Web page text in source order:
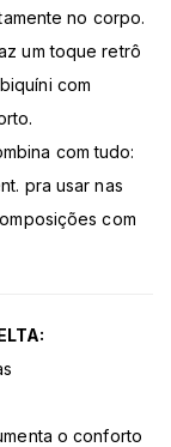
no corpo.
um toque retrô
com
com tudo:
pra usar nas
com
o conforto